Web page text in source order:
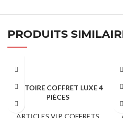
PRODUITS
VICTOIRE COFFRET LUXE 4
PIÈCES
ARTICLES VIP, COFFRETS